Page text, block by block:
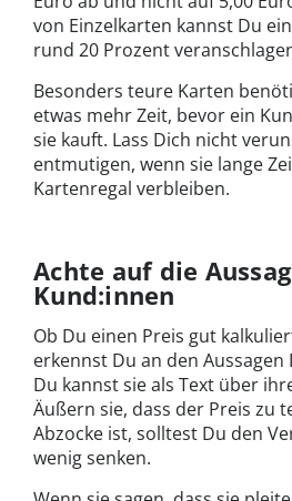
von Einzelkarten kannst Du
rund 20 Prozent
Besonders teure Karten
etwas mehr Zeit, bevor ein
sie kauft. Lass Dich nicht
entmutigen, wenn sie lange
Kartenregal verbleiben.
Achte auf die
Kund:innen
Ob Du einen Preis gut
erkennst Du an den
Du kannst sie als Text über
Äußern sie, dass der Preis zu
Abzocke ist, solltest Du den
wenig senken.